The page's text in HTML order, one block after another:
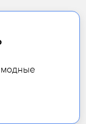
модные